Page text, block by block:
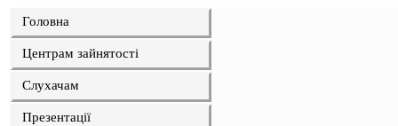
Головна
Центрам зайнятості
Слухачам
Презентації